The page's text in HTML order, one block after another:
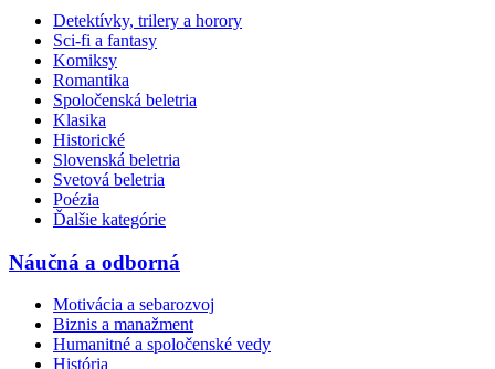
Detektívky, trilery a horory
Sci-fi a fantasy
Komiksy
Romantika
Spoločenská beletria
Klasika
Historické
Slovenská beletria
Svetová beletria
Poézia
Ďalšie kategórie
Náučná a odborná
Motivácia a sebarozvoj
Biznis a manažment
Humanitné a spoločenské vedy
História